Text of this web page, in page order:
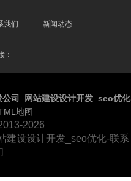
我们 新闻动态
：
司_网站建设设计开发_seo优化
地图
2026
建设设计开发_seo优化-联系